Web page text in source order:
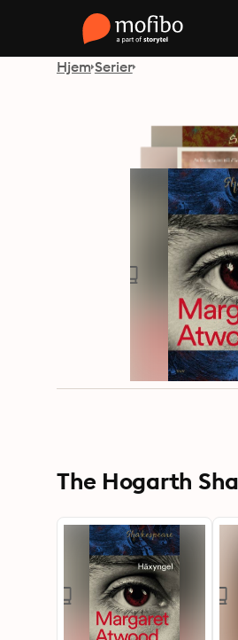
Hjem Serier
The Hogarth